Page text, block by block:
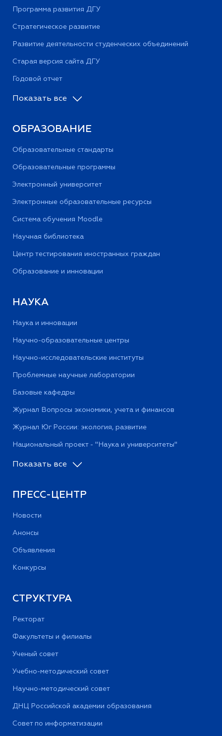
Программа развития ДГУ
Стратегическое развитие
Развитие деятельности студенческих объединений
Старая версия сайта ДГУ
Годовой отчет
Показать все
ОБРАЗОВАНИЕ
Образовательные стандарты
Образовательные программы
Электронный университет
Электронные образовательные ресурсы
Система обучения Moodle
Научная библиотека
Центр тестирования иностранных граждан
Образование и инновации
НАУКА
Наука и инновации
Научно-образовательные центры
Научно-исследовательские институты
Проблемные научные лаборатории
Базовые кафедры
Журнал Вопросы экономики, учета и финансов
Журнал Юг России: экология, развитие
Национальный проект - "Наука и университеты"
Показать все
ПРЕСС-ЦЕНТР
Новости
Анонсы
Объявления
Конкурсы
СТРУКТУРА
Ректорат
Факультеты и филиалы
Ученый совет
Учебно-методический совет
Научно-методический совет
ДНЦ Российской академии образования
Совет по информатизации